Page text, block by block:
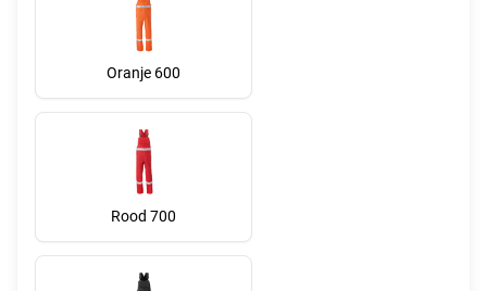
Oranje 600
Rood 700